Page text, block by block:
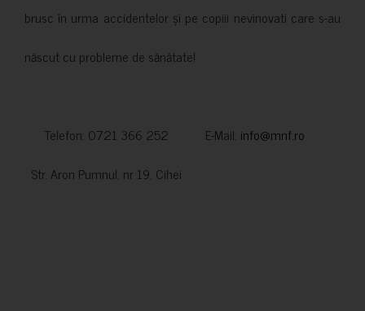
brusc în urma accidentelor și pe copiii nevinovati care s-au
născut cu probleme de sănătate!
Telefon: 0721 366 252 E-Mail: info@mnf.ro
Str. Aron Pumnul, nr 19, Cihei